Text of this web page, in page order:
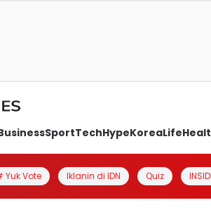
SportTechHypeKoreaLife
Yuk Vote Iklanin di IDN Quiz